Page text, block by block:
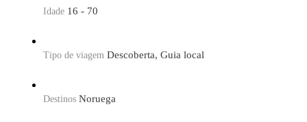
Idade 16 - 70
Tipo de viagem Descoberta, Guia local
Destinos Noruega